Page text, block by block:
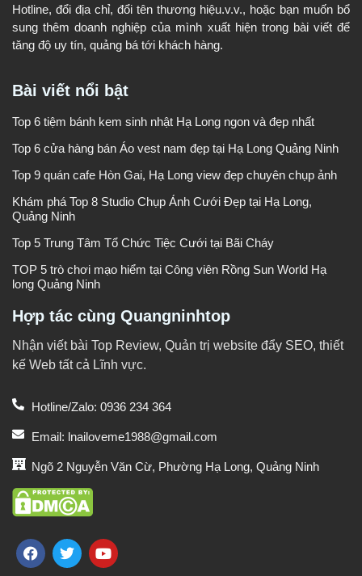
Hotline, đổi địa chỉ, đổi tên thương hiệu.v.v., hoặc bạn muốn bổ
sung thêm doanh nghiệp của mình xuất hiện trong bài viết để
tăng độ uy tín, quảng bá tới khách hàng.
Bài viết nổi bật
Top 6 tiệm bánh kem sinh nhật Hạ Long ngon và đẹp nhất
Top 6 cửa hàng bán Áo vest nam đẹp tại Hạ Long Quảng Ninh
Top 9 quán cafe Hòn Gai, Hạ Long view đẹp chuyên chụp ảnh
Khám phá Top 8 Studio Chụp Ảnh Cưới Đẹp tại Hạ Long,
Quảng Ninh
Top 5 Trung Tâm Tổ Chức Tiệc Cưới tại Bãi Cháy
TOP 5 trò chơi mạo hiểm tại Công viên Rồng Sun World Hạ
long Quảng Ninh
Hợp tác cùng Quangninhtop
Nhận viết bài Top Review, Quản trị website đẩy SEO, thiết
kế Web tất cả Lĩnh vực.
Hotline/Zalo: 0936 234 364
Email: lnailoveme1988@gmail.com
Ngõ 2 Nguyễn Văn Cừ, Phường Hạ Long, Quảng Ninh